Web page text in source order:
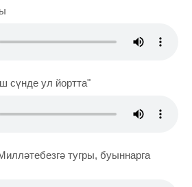
сүнде ул йортта"
тугры, буыннарга